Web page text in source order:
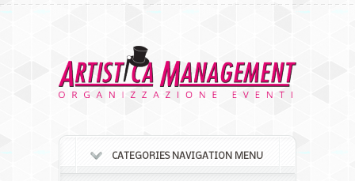
CATEGORIES NAVIGATION MENU